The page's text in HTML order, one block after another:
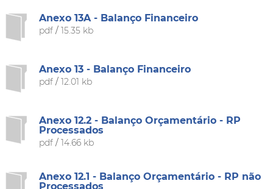
Anexo 13A - Balanço Financeiro
pdf/ 15.35 kb
Anexo 13 - Balanço Financeiro
pdf/ 12.01 kb
Anexo 12.2 - Balanço Orçamentário - RP
Processados
pdf/ 14.66 kb
Anexo 12.1 - Balanço Orçamentário - RP não
Processados